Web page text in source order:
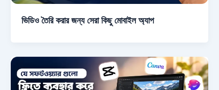
ভিডিও তৈরি করার জন্য সেরা কিছু মোবাইল অ্যাপ